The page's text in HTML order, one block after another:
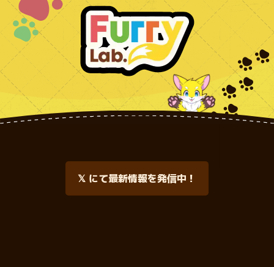
𝕏 にて最新情報を発信中！